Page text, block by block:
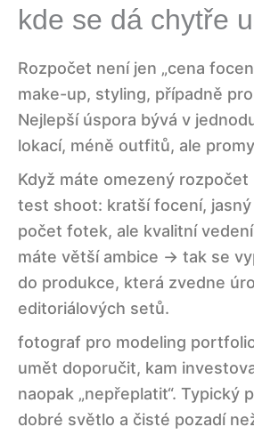
kde se dá chytře
Rozpočet není jen „cena
make-up, styling, případně
Nejlepší úspora bývá v
lokací, méně outfitů, ale
Když máte omezený
test shoot: kratší focení, jasný
počet fotek, ale kvalitní
máte větší ambice → tak se
do produkce, která zvedne
editoriálových setů.
fotograf pro modeling
umět doporučit, kam
naopak „nepřeplatit“. Typický
dobré světlo a čisté pozadí
RYCHLÁ NAVIGACE
Obsah stránky
Co má modeling portfolio
fungovalo
Mini mapa: jaké série dává